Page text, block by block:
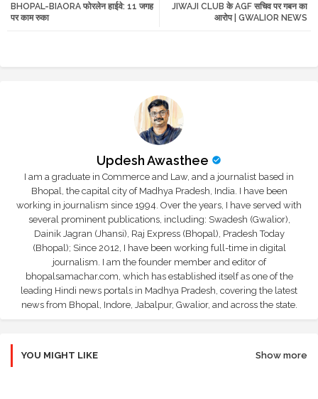
tte ats
JIWAJI CLUB के AGF सचिव पर गबन का
आरोप | GWALIOR NEWS
BHOPAL-BIAORA फोरलेन हाईवे: 11 जगह
पर काम रुका
Updesh Awasthee
I am a graduate in Commerce and Law, and a journalist based in
Bhopal, the capital city of Madhya Pradesh, India. I have been
working in journalism since 1994. Over the years, I have served with
several prominent publications, including: Swadesh (Gwalior),
Dainik Jagran (Jhansi), Raj Express (Bhopal), Pradesh Today
(Bhopal); Since 2012, I have been working full-time in digital
journalism. I am the founder member and editor of
bhopalsamachar.com, which has established itself as one of the
leading Hindi news portals in Madhya Pradesh, covering the latest
news from Bhopal, Indore, Jabalpur, Gwalior, and across the state.
YOU MIGHT LIKE Show more